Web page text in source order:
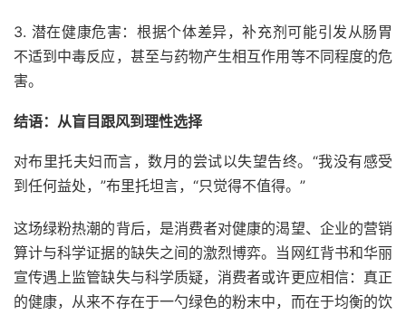
3. 潜在健康危害：根据个体差异，补充剂可能引发从肠胃
不适到中毒反应，甚至与药物产生相互作用等不同程度的危
害。
结语：从盲目跟风到理性选择
对布里托夫妇而言，数月的尝试以失望告终。“我没有感受
到任何益处，”布里托坦言，“只觉得不值得。”
这场绿粉热潮的背后，是消费者对健康的渴望、企业的营销
算计与科学证据的缺失之间的激烈博弈。当网红背书和华丽
宣传遇上监管缺失与科学质疑，消费者或许更应相信：真正
的健康，从来不存在于一勺绿色的粉末中，而在于均衡的饮